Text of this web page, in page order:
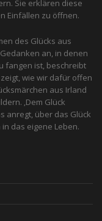
Sie erklären diese
Einfällen zu öffnen.
des Glücks aus
an, in denen
fangen ist, beschreibt
wie wir dafür offen
aus Irland
‚Dem Glück
anregt, über das Glück
das eigene Leben.